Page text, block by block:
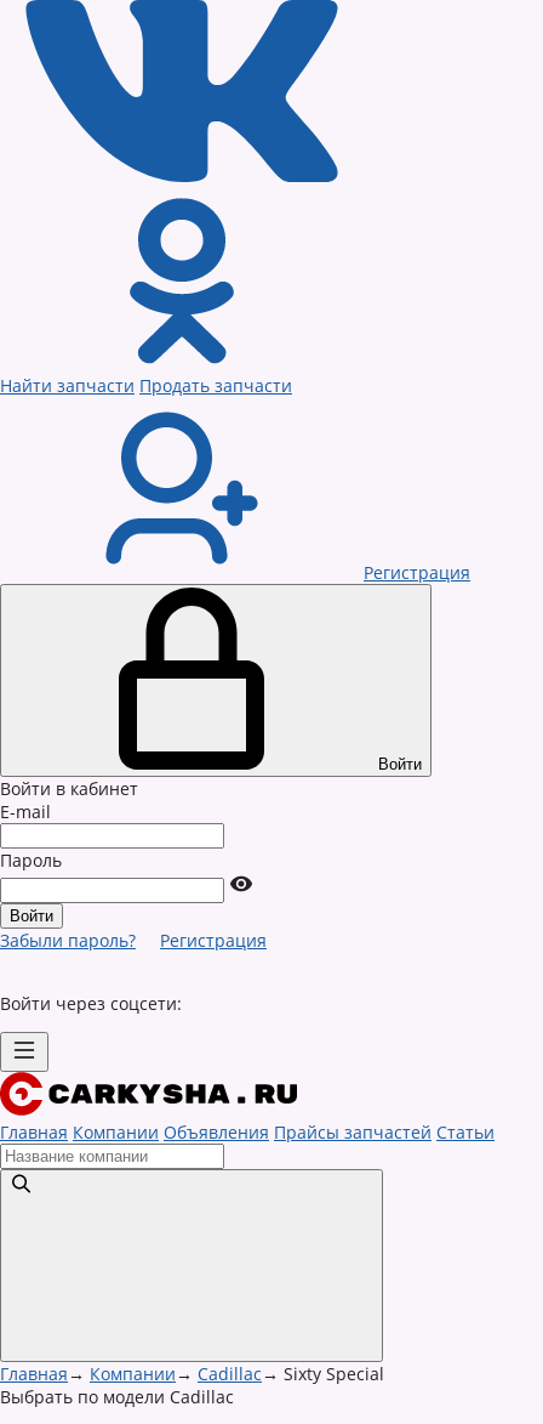
Найти запчасти Продать запчасти
Регистрация
Войти
Войти в кабинет
E-mail
Пароль
Забыли пароль? Регистрация
Войти через соцсети:
Главная Компании Объявления Прайсы запчастей Статьи
Главная→ Компании→ Cadillac→ Sixty Special
Выбрать по модели Cadillac